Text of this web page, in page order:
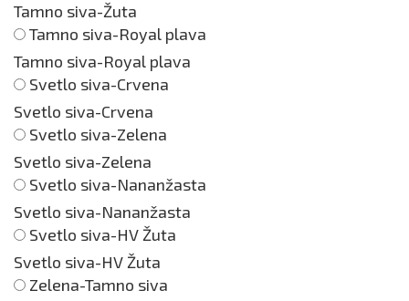
Tamno siva-Žuta
Tamno siva-Royal plava
Tamno siva-Royal plava
Svetlo siva-Crvena
Svetlo siva-Crvena
Svetlo siva-Zelena
Svetlo siva-Zelena
Svetlo siva-Nananžasta
Svetlo siva-Nananžasta
Svetlo siva-HV Žuta
Svetlo siva-HV Žuta
Zelena-Tamno siva